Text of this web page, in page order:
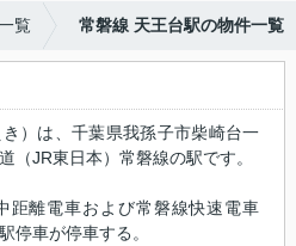
覧 常磐線 天王台駅の物件一覧
）は、千葉県我孫子市柴崎台一
（JR東日本）常磐線の駅です。
距離電車および常磐線快速電車
停車が停車する。